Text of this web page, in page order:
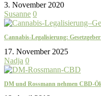
3. November 2020
Susanne 0
Cannabis-Legalisierung:
17. November 2025
Nadja 0
DM und Rossmann nehmen CBD-